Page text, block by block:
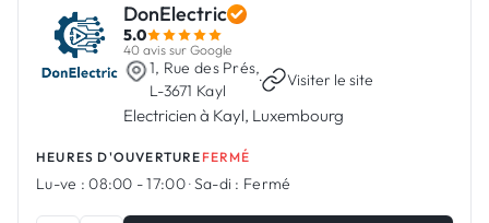
DonElectric
5.0
40 avis sur Google
1, Rue des Prés,
L-3671 Kayl
· Visiter le site
Electricien à Kayl, Luxembourg
HEURES D'OUVERTURE FERMÉ
Lu-ve : 08:00 - 17:00·Sa-di : Fermé